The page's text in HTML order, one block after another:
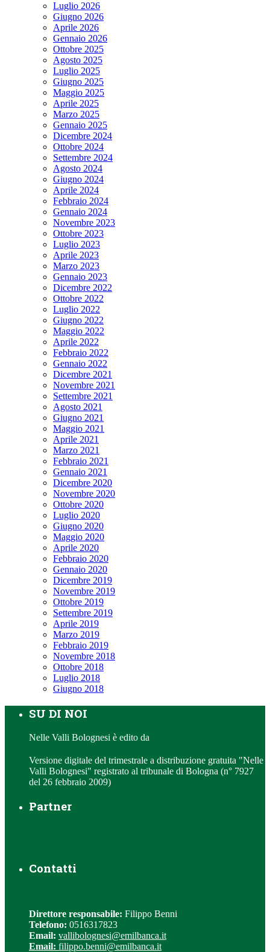
Luglio 2026
Giugno 2026
Aprile 2026
Gennaio 2026
Ottobre 2025
Agosto 2025
Luglio 2025
Giugno 2025
Maggio 2025
Aprile 2025
Marzo 2025
Gennaio 2025
Dicembre 2024
Ottobre 2024
Settembre 2024
Agosto 2024
Giugno 2024
Aprile 2024
Febbraio 2024
Gennaio 2024
Novembre 2023
Ottobre 2023
Luglio 2023
Aprile 2023
Marzo 2023
Gennaio 2023
Dicembre 2022
Ottobre 2022
Luglio 2022
Giugno 2022
Maggio 2022
Aprile 2022
Febbraio 2022
Gennaio 2022
Dicembre 2021
Novembre 2021
Settembre 2021
Agosto 2021
Giugno 2021
Maggio 2021
Aprile 2021
Marzo 2021
Febbraio 2021
Gennaio 2021
Dicembre 2020
Novembre 2020
Ottobre 2020
Luglio 2020
Giugno 2020
Maggio 2020
Aprile 2020
Febbraio 2020
Gennaio 2020
Dicembre 2019
Novembre 2019
Ottobre 2019
Settembre 2019
Aprile 2019
Marzo 2019
Febbraio 2019
Novembre 2018
Ottobre 2018
Luglio 2018
Giugno 2018
SU DI NOI
Nelle Valli Bolognesi è edito da
Versione digitale del trimestrale a distribuzione gratuita "Nelle
Valli Bolognesi" registrato al tribunale di Bologna (n° 7927
del 26 febbraio 2009)
Partner
Contatti
Direttore responsabile: Filippo Benni
Telefono: 0516317823
Email: vallibolognesi@emilbanca.it
Email: filippo.benni@emilbanca.it